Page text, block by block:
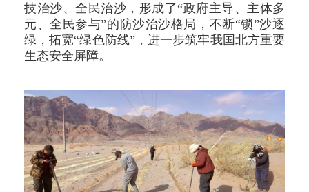
技治沙、全民治沙，形成了“政府主导、主体多
元、全民参与”的防沙治沙格局，不断“锁”沙逐
绿，拓宽“绿色防线”，进一步筑牢我国北方重要
生态安全屏障。